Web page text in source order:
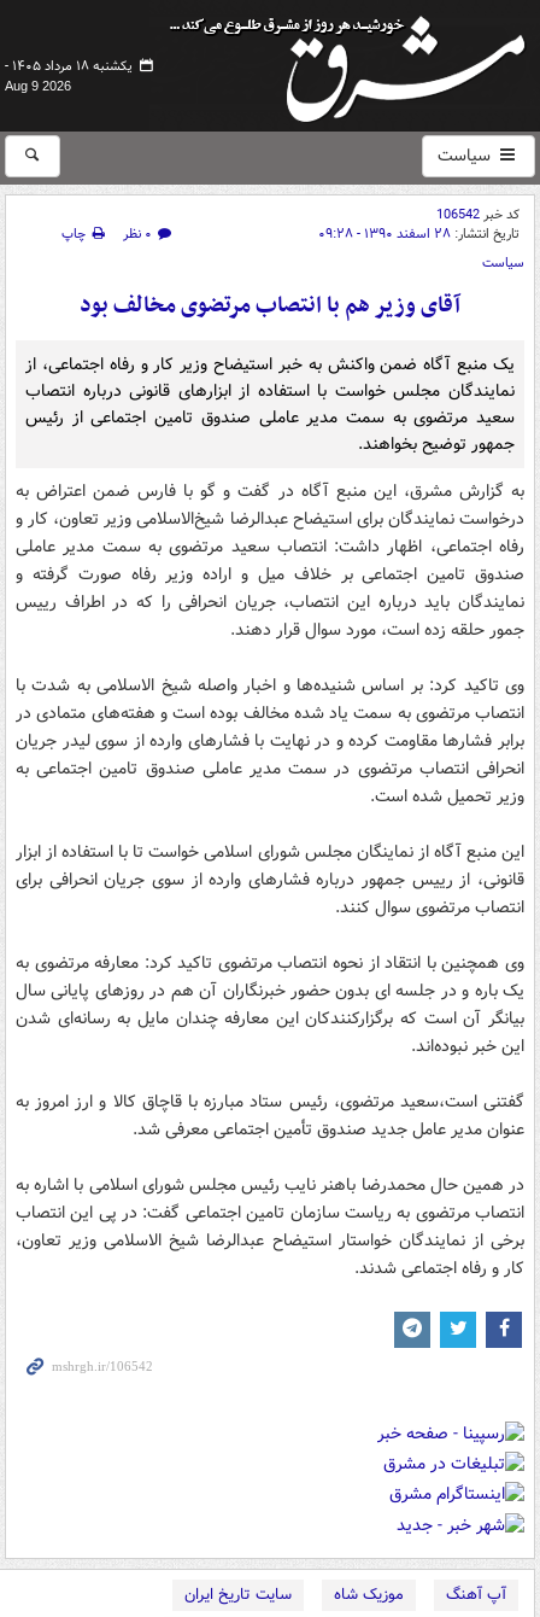
یکشنبه ۱۸ مرداد ۱۴۰۵ -
Aug 9 2026
سیاست
کد خبر106542
تاریخ انتشار: ۲۸ اسفند ۱۳۹۰ - ۰۹:۲۸ ۰ نظر
چاپ
سیاست
آقای وزیر هم با انتصاب مرتضوی مخالف بود
یک منبع آگاه ضمن واکنش به خبر استیضاح وزیر کار و رفاه اجتماعی، از
نمایندگان مجلس خواست با استفاده از ابزارهای قانونی درباره انتصاب
سعید مرتضوی به سمت مدیر عاملی صندوق تامین اجتماعی از رئیس
جمهور توضیح بخواهند.
به گزارش مشرق، این منبع آگاه در گفت و گو با فارس ضمن اعتراض به
درخواست نمایندگان برای استیضاح عبدالرضا شیخ‌الاسلامی وزیر تعاون، کار و
رفاه اجتماعی، اظهار داشت: انتصاب سعید مرتضوی به سمت مدیر عاملی
صندوق تامین اجتماعی بر خلاف میل و اراده وزیر رفاه صورت گرفته و
نمایندگان باید درباره این انتصاب، جریان انحرافی را که در اطراف رییس
جمور حلقه زده است، مورد سوال قرار دهند.
وی تاکید کرد: بر اساس شنیده‌ها و اخبار واصله شیخ الاسلامی به شدت با
انتصاب مرتضوی به سمت یاد شده مخالف بوده است و هفته‌های متمادی در
برابر فشارها مقاومت کرده و در نهایت با فشارهای وارده از سوی لیدر جریان
انحرافی انتصاب مرتضوی در سمت مدیر عاملی صندوق تامین اجتماعی به
وزیر تحمیل شده است.
این منبع آگاه از نماینگان مجلس شورای اسلامی خواست تا با استفاده از ابزار
قانونی، از رییس جمهور درباره فشارهای وارده از سوی جریان انحرافی برای
انتصاب مرتضوی سوال کنند.
وی همچنین با انتقاد از نحوه انتصاب مرتضوی تاکید کرد: معارفه مرتضوی به
یک باره و در جلسه ای بدون حضور خبرنگاران آن هم در روزهای پایانی سال
بیانگر آن است که برگزارکنندکان این معارفه چندان مایل به رسانه‌ای شدن
این خبر نبوده‌اند.
گفتنی است،سعید مرتضوی، رئیس ستاد مبارزه با قاچاق کالا و ارز امروز به
عنوان مدیر عامل جدید صندوق تأمین اجتماعی معرفی شد.
در همین حال محمد‌رضا باهنر نایب رئیس مجلس شورای اسلامی با اشاره به
انتصاب مرتضوی به ریاست سازمان تامین اجتماعی گفت: در پی این انتصاب
برخی از نمایندگان خواستار استیضاح عبدالرضا شیخ الاسلامی وزیر تعاون،
کار و رفاه اجتماعی شدند.
آپ آهنگ موزیک شاه
سایت تاریخ ایران